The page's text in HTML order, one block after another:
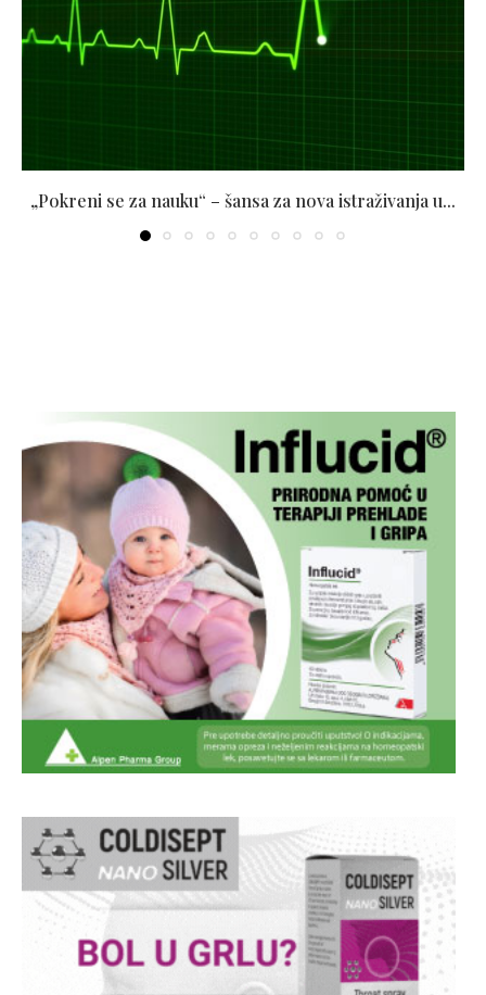
„Pokreni se za nauku“ – šansa za nova istraživanja u...